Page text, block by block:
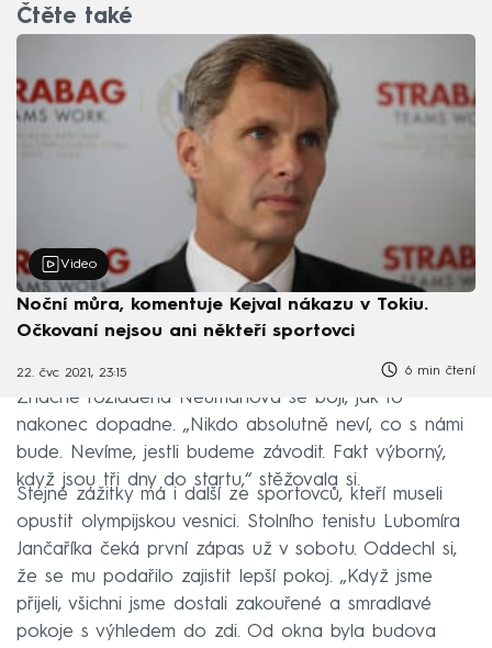
Čtěte také
Video
Noční můra, komentuje Kejval nákazu v Tokiu.
Očkovaní nejsou ani někteří sportovci
22. čvc 2021, 23:15 6 min čtení
Značně rozladěná Neumanová se bojí, jak to
nakonec dopadne. „Nikdo absolutně neví, co s námi
bude. Nevíme, jestli budeme závodit. Fakt výborný,
když jsou tři dny do startu,“ stěžovala si.
Stejné zážitky má i další ze sportovců, kteří museli
opustit olympijskou vesnici. Stolního tenistu Lubomíra
Jančaříka čeká první zápas už v sobotu. Oddechl si,
že se mu podařilo zajistit lepší pokoj. „Když jsme
přijeli, všichni jsme dostali zakouřené a smradlavé
pokoje s výhledem do zdi. Od okna byla budova